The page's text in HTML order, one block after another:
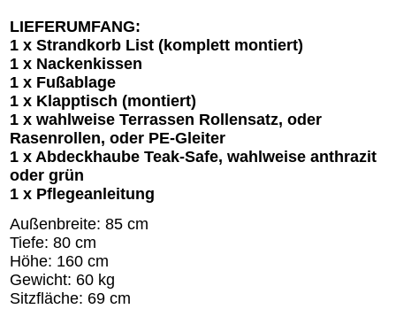
LIEFERUMFANG:
1 x Strandkorb List (komplett montiert)
1 x Nackenkissen
1 x Fußablage
1 x Klapptisch (montiert)
1 x wahlweise Terrassen Rollensatz, oder
Rasenrollen, oder PE-Gleiter
1 x Abdeckhaube Teak-Safe, wahlweise anthrazit
oder grün
1 x Pflegeanleitung
Außenbreite: 85 cm
Tiefe: 80 cm
Höhe: 160 cm
Gewicht: 60 kg
Sitzfläche: 69 cm